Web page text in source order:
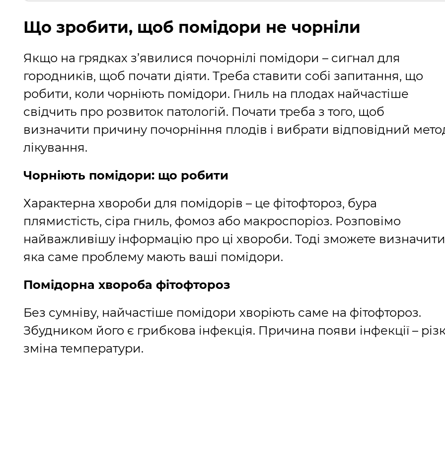
Що зробити, щоб помідори не чорніли
Якщо на грядках з’явилися почорнілі помідори – сигнал для
городників, щоб почати діяти. Треба ставити собі запитання, що
робити, коли чорніють помідори. Гниль на плодах найчастіше
свідчить про розвиток патологій. Почати треба з того, щоб
визначити причину почорніння плодів і вибрати відповідний
лікування.
Чорніють помідори: що робити
Характерна хвороби для помідорів – це фітофтороз, бура
плямистість, сіра гниль, фомоз або макроспоріоз. Розповімо
найважливішу інформацію про ці хвороби. Тоді зможете
яка саме проблему мають ваші помідори.
Помідорна хвороба фітофтороз
Без сумніву, найчастіше помідори хворіють саме на фітофтороз.
Збудником його є грибкова інфекція. Причина появи інфекції –
зміна температури.